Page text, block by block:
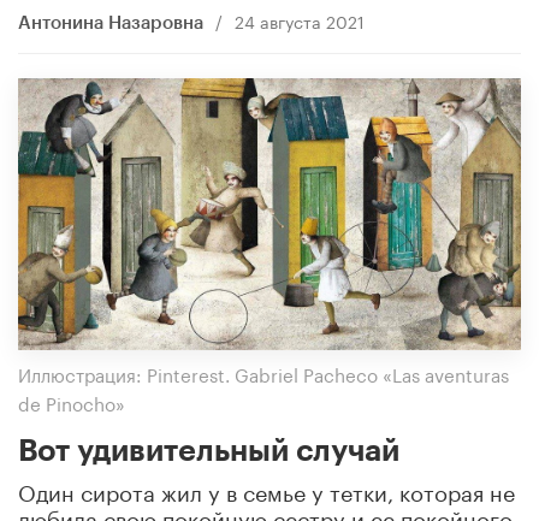
Антонина Назаровна / 24 августа 2021
Иллюстрация: Pinterest. Gabriel Pacheco «Las aventuras
de Pinocho»
Вот удивительный случай
Один сирота жил у в семье у тетки, которая не